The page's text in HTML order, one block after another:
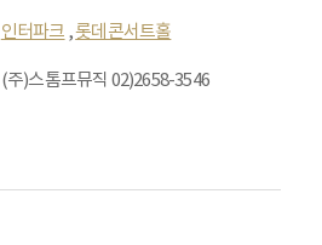
인터파크 ,롯데콘서트홀
(주)스톰프뮤직 02)2658-3546